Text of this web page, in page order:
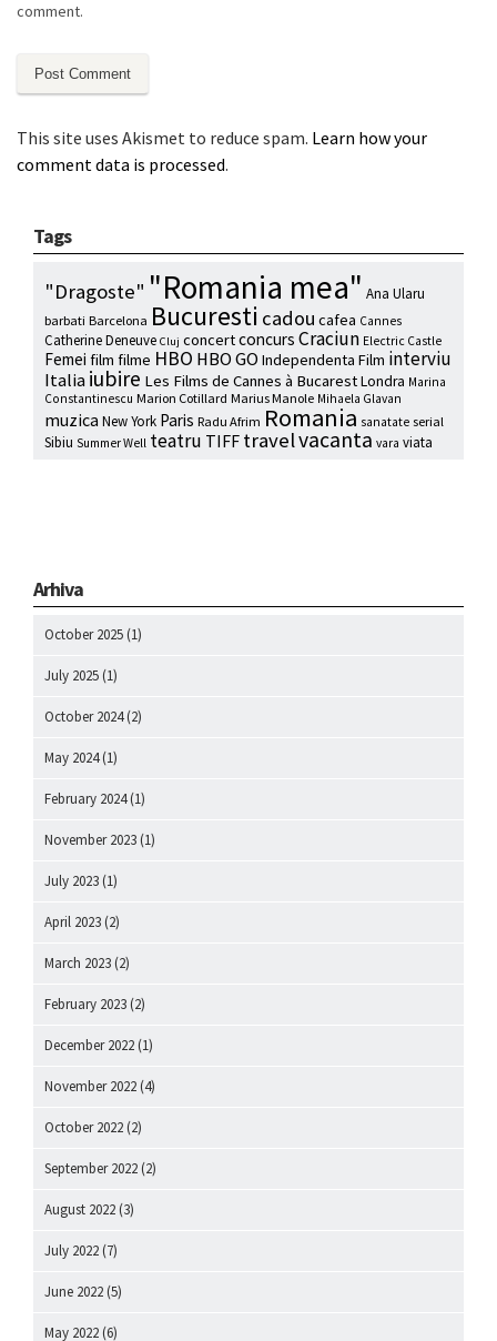
comment.
This site uses Akismet to reduce spam. Learn how your
comment data is processed.
Tags
"Dragoste" "Romania mea" Ana Ularu
barbati Barcelona Bucuresti cadou cafea Cannes
Catherine Deneuve Cluj concertconcurs Craciun Electric Castle
Femei film filme HBO HBO GO Independenta Film interviu
Italiaiubire Les Films de Cannes à BucarestLondra Marina
Constantinescu Marion Cotillard Marius Manole Mihaela Glavan
muzica New York Paris Radu Afrim Romania sanatate serial
Sibiu Summer Well teatru TIFF travelvacanta vara viata
Arhiva
October 2025 (1)
July 2025 (1)
October 2024(2)
May 2024(1)
February 2024(1)
November 2023 (1)
July 2023 (1)
April 2023 (2)
March 2023 (2)
February 2023 (2)
December 2022 (1)
November 2022 (4)
October 2022 (2)
September 2022 (2)
August 2022 (3)
July 2022 (7)
June 2022 (5)
May 2022 (6)